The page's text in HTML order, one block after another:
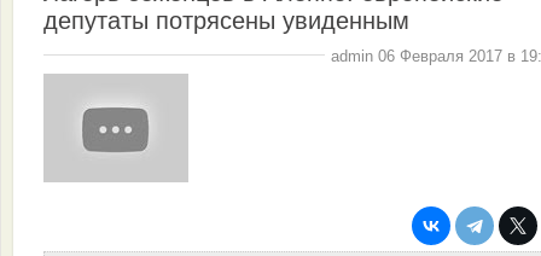
депутаты потрясены увиденным
admin 06 Февраля 2017 в